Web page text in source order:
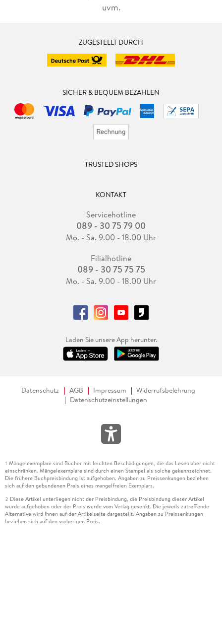
uvm.
ZUGESTELLT DURCH
SICHER & BEQUEM BEZAHLEN
TRUSTED SHOPS
KONTAKT
Servicehotline
089 - 30 75 79 00
Mo. - Sa. 9.00 - 18.00 Uhr
Filialhotline
089 - 30 75 75 75
Mo. - Sa. 9.00 - 18.00 Uhr
Laden Sie unsere App herunter.
Datenschutz AGB Impressum
Widerrufsbelehrung
Datenschutzeinstellungen
1 Mängelexemplare sind Bücher mit leichten Beschädigungen, die das Lesen aber nicht
einschränken. Mängelexemplare sind durch einen Stempel als solche gekennzeichnet.
Die frühere Buchpreisbindung ist aufgehoben. Angaben zu Preissenkungen beziehen
sich auf den gebundenen Preis eines mangelfreien Exemplars.
2 Diese Artikel unterliegen nicht der Preisbindung, die Preisbindung dieser Artikel
wurde aufgehoben oder der Preis wurde vom Verlag gesenkt. Die jeweils zutreffende
Alternative wird Ihnen auf der Artikelseite dargestellt. Angaben zu Preissenkungen
beziehen sich auf den vorherigen Preis.